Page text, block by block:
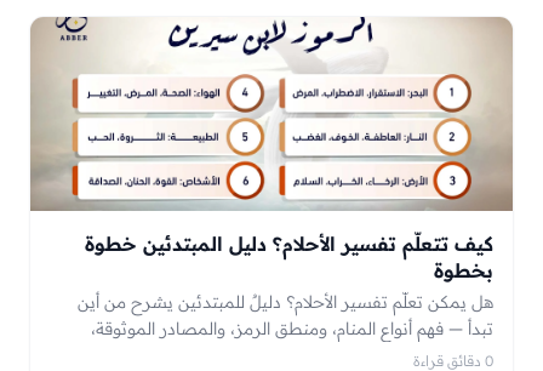
كيف تتعلّم تفسير الأحلام؟ دليل المبتدئين خطوة
بخطوة
هل يمكن تعلّم تفسير الأحلام؟ دليلٌ للمبتدئين يشرح من أين
تبدأ — فهم أنواع المنام، ومنطق الرمز، والمصادر الموثوقة،
والتدرّب الواعي — وأخطاءً يقع فيها المبتدئ، ومتى تحتاج
0 دقائق قراءة